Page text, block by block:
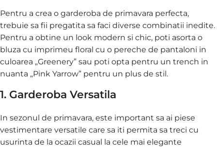
Pentru a crea o garderoba de primavara perfecta,
trebuie sa fii pregatita sa faci diverse combinatii inedite.
Pentru a obtine un look modern si chic, poti asorta o
bluza cu imprimeu floral cu o pereche de pantaloni in
culoarea „Greenery” sau poti opta pentru un trench in
nuanta „Pink Yarrow” pentru un plus de stil.
1. Garderoba Versatila
In sezonul de primavara, este important sa ai piese
vestimentare versatile care sa iti permita sa treci cu
usurinta de la ocazii casual la cele mai elegante